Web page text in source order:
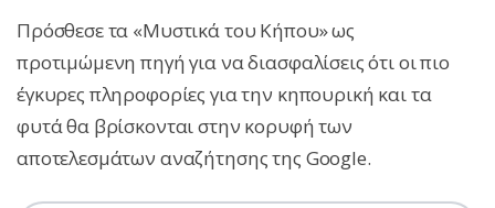
Πρόσθεσε τα «Μυστικά του Κήπου» ως
προτιμώμενη πηγή για να διασφαλίσεις ότι οι πιο
έγκυρες πληροφορίες για την κηπουρική και τα
φυτά θα βρίσκονται στην κορυφή των
αποτελεσμάτων αναζήτησης της Google.